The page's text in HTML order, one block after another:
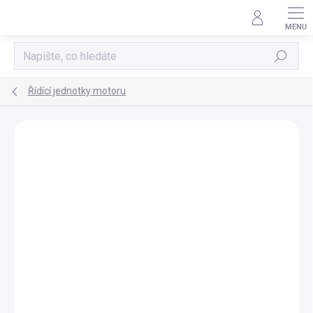
Hledat
Řídící jednotky motoru